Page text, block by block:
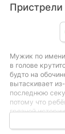
Пристрели
Мужик по
в голове
будто на
вытаскивает
последнюю
потому что
грязной
Заботу о
вдвоём